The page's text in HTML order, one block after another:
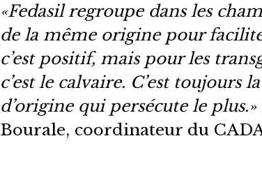
«Fedasil regroupe dans les
de la même origine pour
c’est positif, mais pour les
c’est le calvaire. C’est toujours
d’origine qui persécute le plus.»
Bourale, coordinateur du